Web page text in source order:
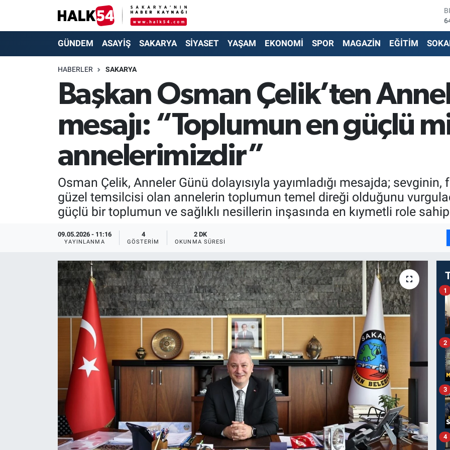
GÜNDEM ASAYİŞ SAKARYA SİYASET YAŞAM EKONOMİ SPOR MAGAZİN EĞİTİM
HABERLER SAKARYA
Başkan Osman Çelik’ten
mesajı: “Toplumun en güçlü
annelerimizdir”
Osman Çelik, Anneler Günü dolayısıyla yayımladığı mesajda;
güzel temsilcisi olan annelerin toplumun temel direği olduğunu
güçlü bir toplumun ve sağlıklı nesillerin inşasında en kıymetli role
09.05.2026 - 11:16
YAYINLANMA
4
GÖSTERIM
2 DK
OKUNMA SÜRESI
1
2
3
4
GÜNDEM
EKONOMİ
SOKAK RÖPORTAJLARI
MAGAZİN
ÖZEL HABER
HALK54 PANORAMA
Adapazarı Nöbetçi Eczaneler
Adapazarı Trafik Yoğunluk Haritası
Süper Lig Puan Durumu ve Fikstür
Son Dakika Haberleri
Haber Arşivi